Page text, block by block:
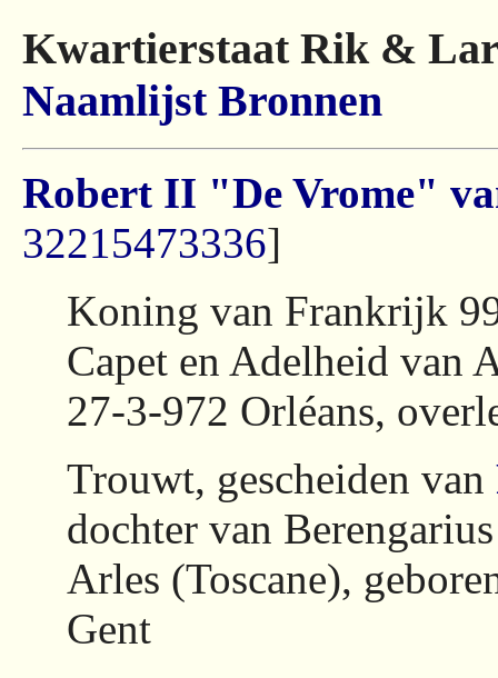
Kwartierstaat Rik &
Naamlijst Bronnen
Robert II "De Vrome"
32215473336]
Koning van Frankrijk
Capet en Adelheid van
27-3-972 Orléans,
Trouwt, gescheiden van
dochter van
Arles (Toscane),
Gent